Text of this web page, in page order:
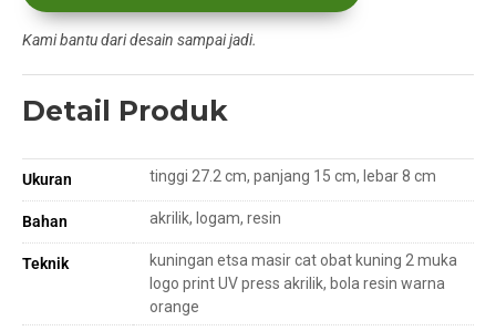
Kami bantu dari desain sampai jadi.
Detail Produk
Ukuran tinggi 27.2 cm, panjang 15 cm, lebar 8 cm
Bahan akrilik, logam, resin
Teknik
kuningan etsa masir cat obat kuning 2 muka
logo print UV press akrilik, bola resin warna
orange